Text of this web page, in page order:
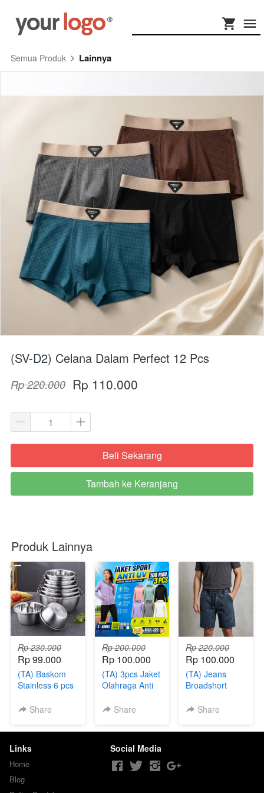
Semua Produk Lainnya
(SV-D2) Celana Dalam Perfect 12 Pcs
Rp 220.000 Rp 110.000
`Beli Sekarang
`
Tambah ke Keranjang
Produk Lainnya
Rp 230.000
Rp 99.000
(TA) Baskom
Stainless 6 pcs
Share
Rp 200.000
Rp 100.000
(TA) 3pcs Jaket
Olahraga Anti
Share
Rp 220.000
Rp 100.000
(TA) Jeans
Broadshort
Share
Links
Home
Blog
Social Media